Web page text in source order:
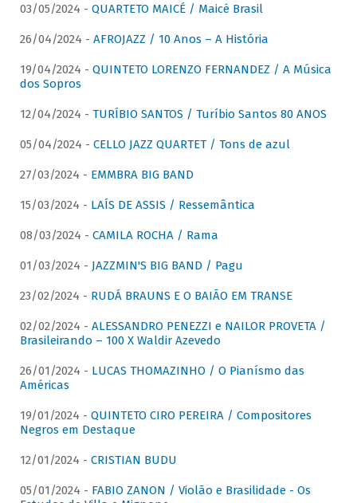
03/05/2024 - QUARTETO MAICÉ / Maicé Brasil
26/04/2024 - AFROJAZZ / 10 Anos – A História
19/04/2024 - QUINTETO LORENZO FERNANDEZ / A Música
dos Sopros
12/04/2024 - TURÍBIO SANTOS / Turíbio Santos 80 ANOS
05/04/2024 - CELLO JAZZ QUARTET / Tons de azul
27/03/2024 - EMMBRA BIG BAND
15/03/2024 - LAÍS DE ASSIS / Ressemântica
08/03/2024 - CAMILA ROCHA / Rama
01/03/2024 - JAZZMIN'S BIG BAND / Pagu
23/02/2024 - RUDÁ BRAUNS E O BAIÃO EM TRANSE
02/02/2024 - ALESSANDRO PENEZZI e NAILOR PROVETA /
Brasileirando – 100 X Waldir Azevedo
26/01/2024 - LUCAS THOMAZINHO / O Pianísmo das
Américas
19/01/2024 - QUINTETO CIRO PEREIRA / Compositores
Negros em Destaque
12/01/2024 - CRISTIAN BUDU
05/01/2024 - FABIO ZANON / Violão e Brasilidade - Os